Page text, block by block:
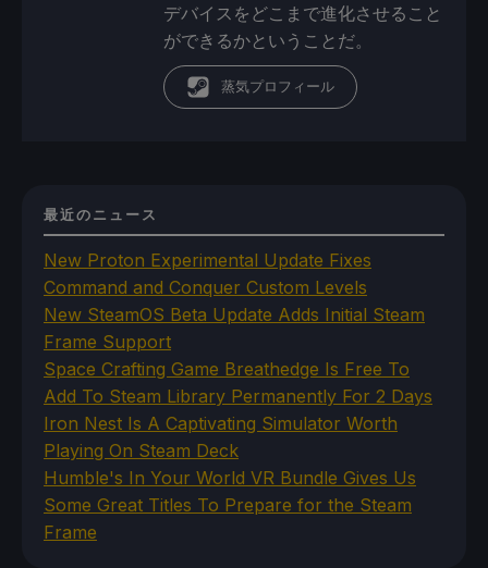
デバイスをどこまで進化させること
ができるかということだ。
蒸気プロフィール
最近のニュース
New Proton Experimental Update Fixes
Command and Conquer Custom Levels
New SteamOS Beta Update Adds Initial Steam
Frame Support
Space Crafting Game Breathedge Is Free To
Add To Steam Library Permanently For 2 Days
Iron Nest Is A Captivating Simulator Worth
Playing On Steam Deck
Humble's In Your World VR Bundle Gives Us
Some Great Titles To Prepare for the Steam
Frame